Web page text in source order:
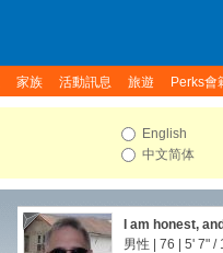
家族 活動訊息 旅遊 Perks會
English
中文简体
I am honest,
男性 | 76 | 5' 7" /